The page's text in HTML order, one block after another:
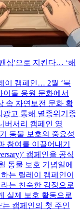
심'으로 지킨다… ‘해
이 캠페인… 2월 ‘북
이돌 응원 문화에서
속 자연보전 문화 확
고 통해 멸종위기종
버서리 캠페인 영
동물 보호의 중요성
참여를 이끌어내기
캠페인을 공식
동물 보호 기념일에
는 릴레이 캠페인이
는 친숙한 감정으로
실제 보호 활동으로
캠페인의 첫 주인